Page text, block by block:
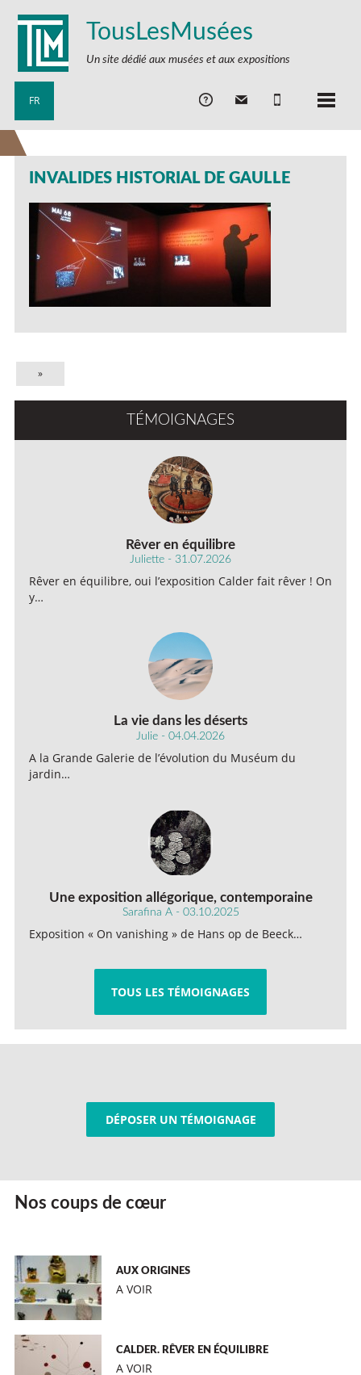
TousLesMusées
Un site dédié aux musées et aux expositions
FR
INVALIDES HISTORIAL DE GAULLE
»
TÉMOIGNAGES
Rêver en équilibre
Juliette - 31.07.2026
Rêver en équilibre, oui l’exposition Calder fait rêver ! On
y…
La vie dans les déserts
Julie - 04.04.2026
A la Grande Galerie de l’évolution du Muséum du
jardin…
Une exposition allégorique, contemporaine
Sarafina A - 03.10.2025
Exposition « On vanishing » de Hans op de Beeck…
TOUS LES TÉMOIGNAGES
DÉPOSER UN TÉMOIGNAGE
Nos coups de cœur
AUX ORIGINES
A VOIR
CALDER. RÊVER EN ÉQUILIBRE
A VOIR